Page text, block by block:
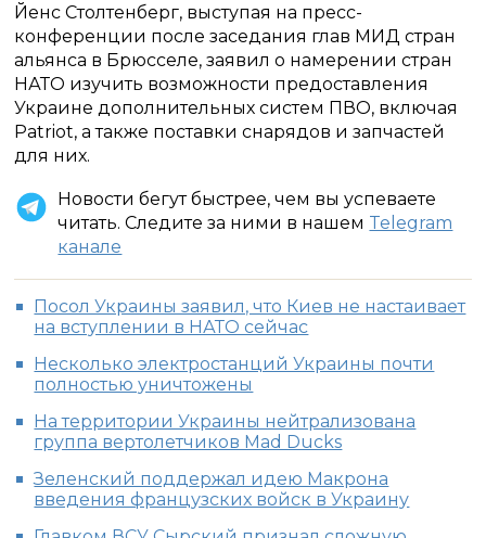
Йенс Столтенберг, выступая на пресс-
конференции после заседания глав МИД стран
альянса в Брюсселе, заявил о намерении стран
НАТО изучить возможности предоставления
Украине дополнительных систем ПВО, включая
Patriot, а также поставки снарядов и запчастей
для них.
Новости бегут быстрее, чем вы успеваете
читать. Следите за ними в нашем Telegram
канале
Посол Украины заявил, что Киев не настаивает
на вступлении в НАТО сейчас
Несколько электростанций Украины почти
полностью уничтожены
На территории Украины нейтрализована
группа вертолетчиков Mad Ducks
Зеленский поддержал идею Макрона
введения французских войск в Украину